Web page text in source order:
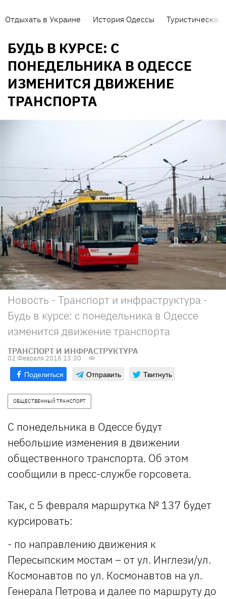
Отдыхать в Украине История Одессы Туристическая
БУДЬ В КУРСЕ: С
ПОНЕДЕЛЬНИКА В ОДЕССЕ
ИЗМЕНИТСЯ ДВИЖЕНИЕ
ТРАНСПОРТА
Новость - Транспорт и инфраструктура -
Будь в курсе: с понедельника в Одессе
изменится движение транспорта
ТРАНСПОРТ И ИНФРАСТРУКТУРА
02 Февраля 2018 13:30
Поделиться Отправить Твитнуть
ОБЩЕСТВЕННЫЙ ТРАНСПОРТ
С понедельника в Одессе будут
небольшие изменения в движении
общественного транспорта. Об этом
сообщили в пресс-службе горсовета.
Так, с 5 февраля маршрутка № 137 будет
курсировать:
- по направлению движения к
Пересыпским мостам – от ул. Инглези/ул.
Космонавтов по ул. Космонавтов на ул.
Генерала Петрова и далее по маршруту до